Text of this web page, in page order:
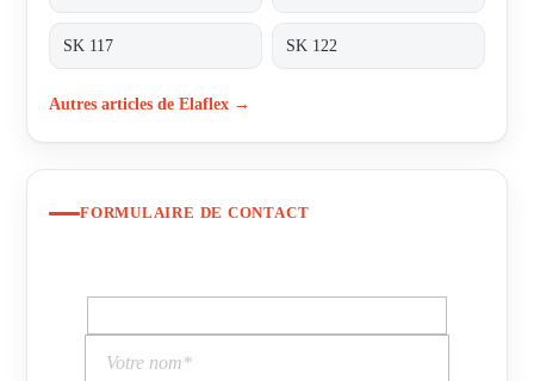
SK 117 SK 122
Autres articles de Elaflex →
FORMULAIRE DE CONTACT